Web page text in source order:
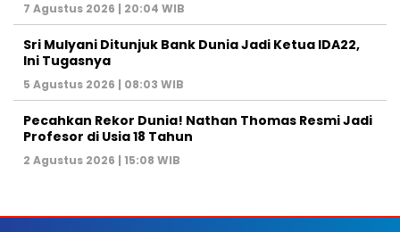
7 Agustus 2026 | 20:04 WIB
Sri Mulyani Ditunjuk Bank Dunia Jadi Ketua IDA22,
Ini Tugasnya
5 Agustus 2026 | 08:03 WIB
Pecahkan Rekor Dunia! Nathan Thomas Resmi Jadi
Profesor di Usia 18 Tahun
2 Agustus 2026 | 15:08 WIB